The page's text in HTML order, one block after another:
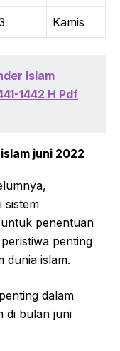
Kamis
Islam
1442 H Pdf
juni 2022
sistem
penentuan
penting
dunia islam.
dalam
di bulan juni